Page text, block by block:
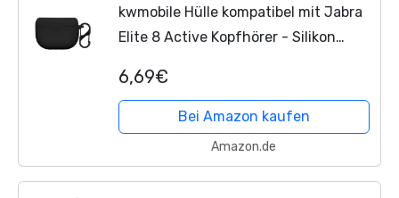
kwmobile Hülle kompatibel mit Jabra
Elite 8 Active Kopfhörer - Silikon
in Schwarz
6,69€
Bei Amazon kaufen
Amazon.de